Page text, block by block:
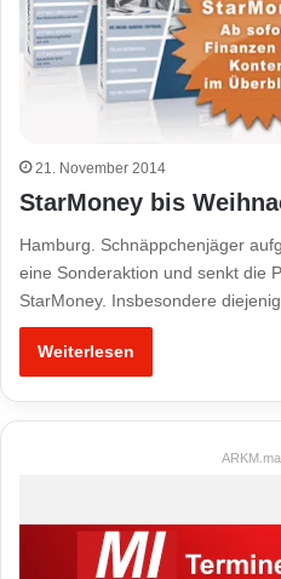
21. November 2014
StarMoney bis
Hamburg. Schnäppchenjäger
eine Sonderaktion und senkt die
StarMoney. Insbesondere
Weiterlesen